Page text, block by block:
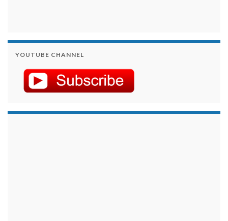
YOUTUBE CHANNEL